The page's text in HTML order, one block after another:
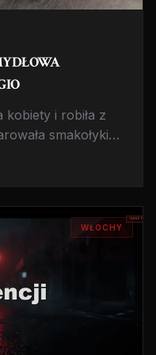
kobiety i robiła z
smakołyki
WŁOCHY